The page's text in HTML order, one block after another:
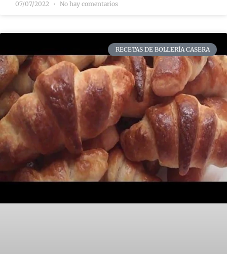
07/07/2022 No hay comentarios
RECETAS DE BOLLERÍA CASERA